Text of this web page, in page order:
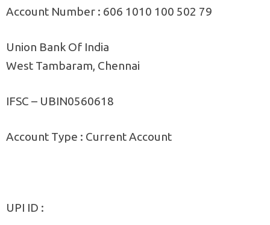
Account Number : 606 1010 100 502 79
Union Bank Of India
West Tambaram, Chennai
IFSC – UBIN0560618
Account Type : Current Account
UPI ID :